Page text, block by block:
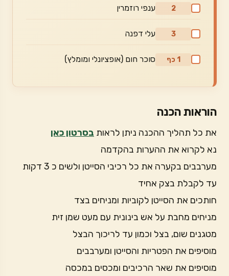
2 ענפי רוזמרין
3 עלי דפנה
1 כף סוכר חום (אופציונלי ומומלץ)
הוראות הכנה
את כל תהליך ההכנה ניתן לראות בסרטון כאן
נא לקרוא את ההערות בהקדמה
מערבבים בקערה את כל רכיבי הסייטן ולשים כ 3 דקות
עד לקבלת בצק אחיד
חותכים את הסייטן לקוביות ומניחים בצד
מניחים מחבת על אש בינונית עם מעט שמן זית
מטגנים שום, בצל וכמון עד לריכוך הבצל
מוסיפים את הפטריות והסייטן ומערבבים
מוסיפים את שאר הרכיבים ומכסים במכסה